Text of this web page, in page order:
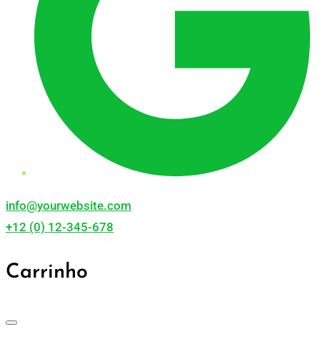
info@yourwebsite.com
+12 (0) 12-345-678
Carrinho